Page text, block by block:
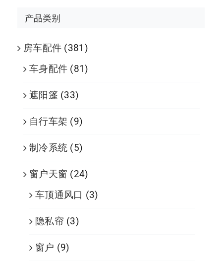
产品类别
房车配件 (381)
车身配件 (81)
遮阳篷 (33)
自行车架 (9)
制冷系统 (5)
窗户天窗 (24)
车顶通风口 (3)
隐私帘 (3)
窗户 (9)